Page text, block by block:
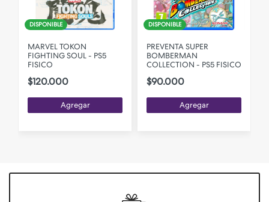
DISPONIBLE
MARVEL TOKON
FIGHTING SOUL - PS5
FISICO
$120.000
Agregar
DISPONIBLE
PREVENTA SUPER
BOMBERMAN
COLLECTION - PS5 FISICO
$90.000
Agregar